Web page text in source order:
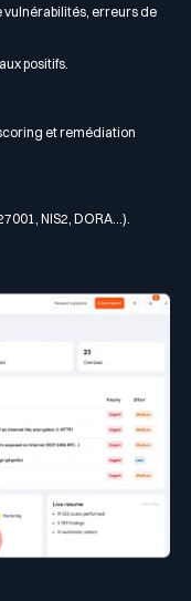
vulnérabilités, erreurs de
positifs.
et remédiation
NIS2, DORA…).